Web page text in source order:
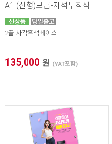
A1 (신형)보급-자석부착식
2폴 사각흑색베이스
135,000 원 (VAT포함)